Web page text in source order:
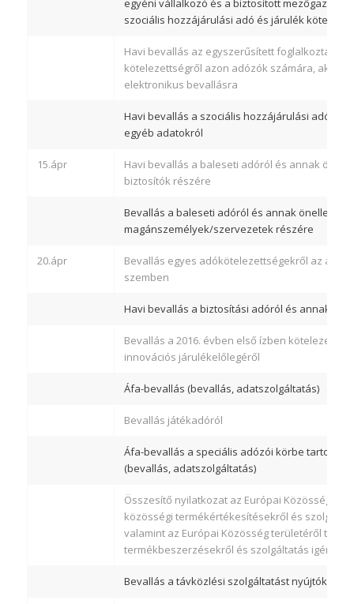
egyéni vállalkozó és a biztosított
szociális hozzájárulási adó és járulék
Havi bevallás az egyszerűsített
kötelezettségről azon adózók számára, akik
elektronikus bevallásra
Havi bevallás a szociális hozzájárulási adóról,
egyéb adatokról
15.ápr
Havi bevallás a baleseti adóról és annak
biztosítók részére
Bevallás a baleseti adóról és annak
magánszemélyek/szervezetek részére
20.ápr
Bevallás egyes adókötelezettségekről az
szemben
Havi bevallás a biztosítási adóról és annak
Bevallás a 2016. évben első ízben kötelezetté
innovációs járulékelőlegéről
Áfa-bevallás (bevallás, adatszolgáltatás)
Bevallás játékadóról
Áfa-bevallás a speciális adózói körbe tartozó
(bevallás, adatszolgáltatás)
Összesítő nyilatkozat az Európai Közösség
közösségi termékértékesítésekről és
valamint az Európai Közösség területéről
termékbeszerzésekről és szolgáltatás
Bevallás a távközlési szolgáltatást nyújtók